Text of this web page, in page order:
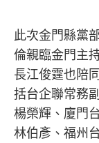
此次金門縣黨
倫親臨金門主
長江俊霆也陪
括台企聯常務
楊榮輝、廈門
林伯彥、福州